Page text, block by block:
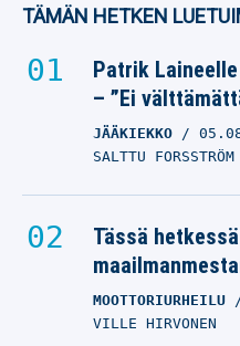
TÄMÄN HETKEN
Patrik
– ”Ei
JÄÄKIEKKO
SALTTU FORSSTRÖM
Tässä
MOOTTORIURHEILU
VILLE HIRVONEN